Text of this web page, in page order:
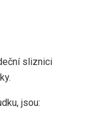
sliznici
jsou: